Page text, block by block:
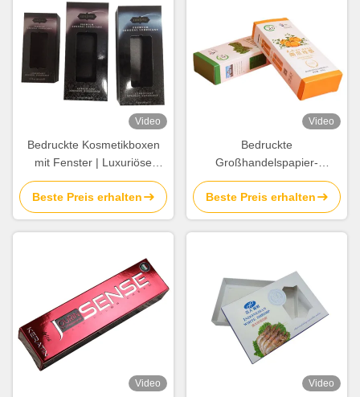
Video
Bedruckte Kosmetikboxen
mit Fenster | Luxuriöse
Papierverpackung mit
Heißfolienlogo für Beauty- &
Hautpflegeprodukte
Beste Preis erhalten
Video
Bedruckte
Großhandelspapier-
Karton-
Lebensmittelschachteln
Lieferant
Beste Preis erhalten
Video Video